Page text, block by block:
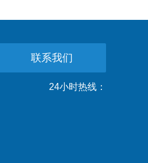
联系我们
24小时热线：